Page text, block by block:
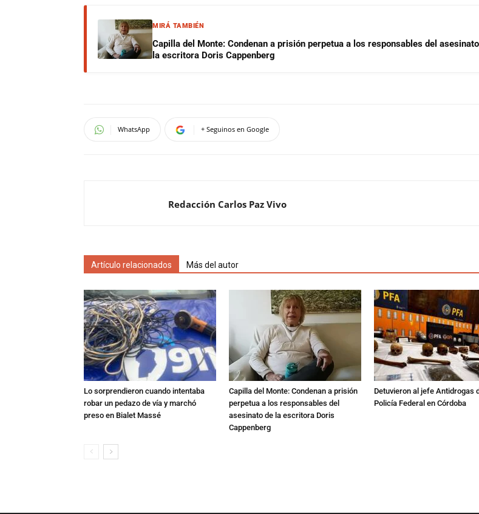
MIRÁ TAMBIÉN
Capilla del Monte: Condenan a prisión perpetua a los responsables del
la escritora Doris Cappenberg
WhatsApp + Seguinos en Google
Redacción Carlos Paz Vivo
Artículo relacionados Más del autor
Lo sorprendieron cuando intentaba
robar un pedazo de vía y marchó
preso en Bialet Massé
Capilla del Monte: Condenan a prisión
perpetua a los responsables del
asesinato de la escritora Doris
Cappenberg
Detuvieron al jefe Antidrogas
Policía Federal en Córdoba